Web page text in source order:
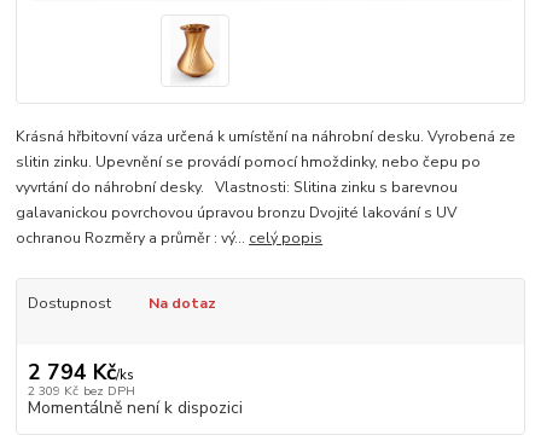
Krásná hřbitovní váza určená k umístění na náhrobní desku. Vyrobená ze
slitin zinku. Upevnění se provádí pomocí hmoždinky, nebo čepu po
vyvrtání do náhrobní desky. Vlastnosti: Slitina zinku s barevnou
galavanickou povrchovou úpravou bronzu Dvojité lakování s UV
ochranou Rozměry a průměr : vý... celý popis
Dostupnost Na dotaz
2 794 Kč/ks
2 309 Kč bez DPH
Momentálně není k dispozici